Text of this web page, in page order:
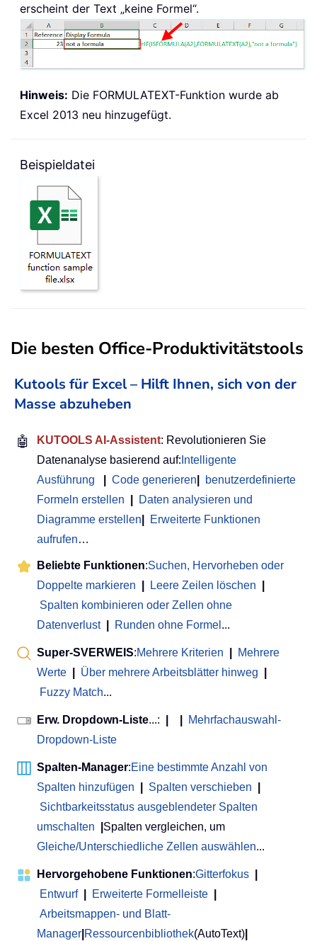
erscheint der Text „keine Formel“.
Hinweis: Die FORMULATEXT-Funktion wurde ab
Excel 2013 neu hinzugefügt.
Beispieldatei
Die besten Office-Produktivitätstools
Kutools für Excel – Hilft Ihnen, sich von der
Masse abzuheben
🤖 KUTOOLS AI-Assistent: Revolutionieren Sie
Datenanalyse basierend auf: Intelligente
Ausführung
Code generieren
benutzerdefinierte
Formeln erstellen
Daten analysieren und
Diagramme erstellen
Erweiterte Funktionen
aufrufen…
Beliebte Funktionen:Suchen, Hervorheben oder
Doppelte markieren
Leere Zeilen löschen
Spalten kombinieren oder Zellen ohne
Datenverlust
Runden ohne Formel ...
Super-SVERWEIS:Mehrere Kriterien
Mehrere
Werte
Über mehrere Arbeitsblätter hinweg
Fuzzy Match...
Erw. Dropdown-Liste...:
Mehrfachauswahl-
Dropdown-Liste
Spalten-Manager:Eine bestimmte Anzahl von
Spalten hinzufügen
Spalten verschieben
Sichtbarkeitsstatus ausgeblendeter Spalten
umschalten
Spalten vergleichen, um
Gleiche/Unterschiedliche Zellen auswählen...
Hervorgehobene Funktionen:Gitterfokus
Entwurf
Erweiterte Formelleiste
Arbeitsmappen- und Blatt-
Manager Ressourcenbibliothek(AutoText)